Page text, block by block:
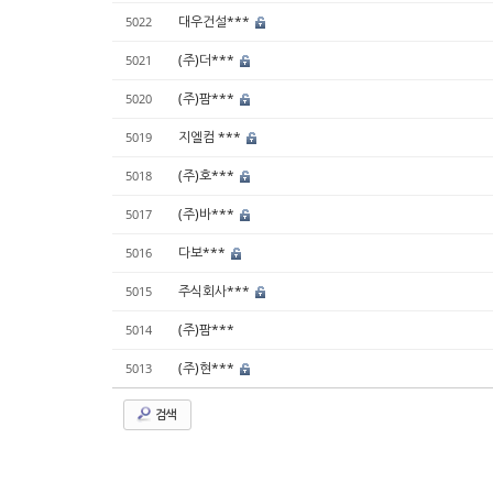
5022 대우건설***
5021 (주)더***
5020 (주)팜***
5019 지엘컴 ***
5018 (주)호***
5017 (주)바***
5016 다보***
5015 주식회사***
5014 (주)팜***
5013 (주)현***
검색